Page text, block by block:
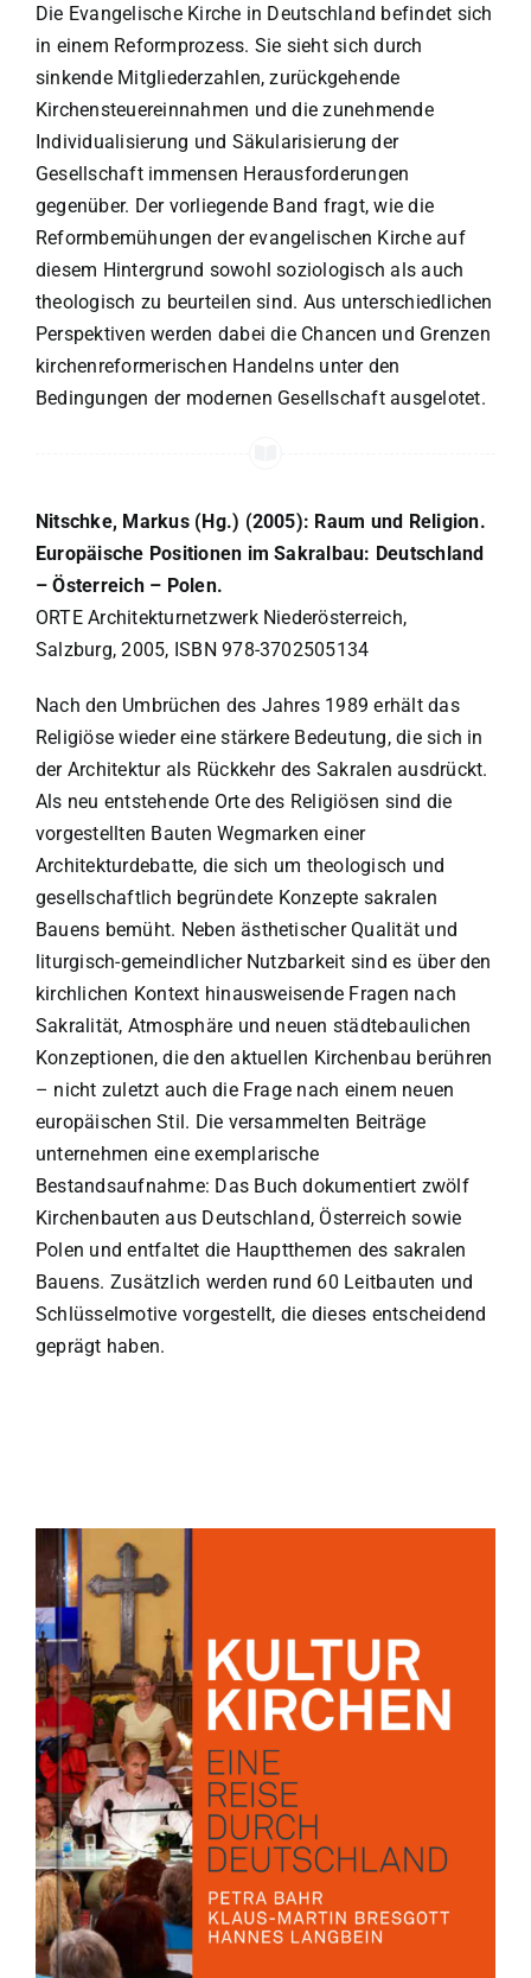
Die Evangelische Kirche in Deutschland befindet sich
in einem Reformprozess. Sie sieht sich durch
sinkende Mitgliederzahlen, zurückgehende
Kirchensteuereinnahmen und die zunehmende
Individualisierung und Säkularisierung der
Gesellschaft immensen Herausforderungen
gegenüber. Der vorliegende Band fragt, wie die
Reformbemühungen der evangelischen Kirche auf
diesem Hintergrund sowohl soziologisch als auch
theologisch zu beurteilen sind. Aus unterschiedlichen
Perspektiven werden dabei die Chancen und Grenzen
kirchenreformerischen Handelns unter den
Bedingungen der modernen Gesellschaft ausgelotet.
Nitschke, Markus (Hg.) (2005): Raum und Religion.
Europäische Positionen im Sakralbau: Deutschland
– Österreich – Polen.
ORTE Architekturnetzwerk Niederösterreich,
Salzburg, 2005, ISBN 978-3702505134
Nach den Umbrüchen des Jahres 1989 erhält das
Religiöse wieder eine stärkere Bedeutung, die sich in
der Architektur als Rückkehr des Sakralen ausdrückt.
Als neu entstehende Orte des Religiösen sind die
vorgestellten Bauten Wegmarken einer
Architekturdebatte, die sich um theologisch und
gesellschaftlich begründete Konzepte sakralen
Bauens bemüht. Neben ästhetischer Qualität und
liturgisch-gemeindlicher Nutzbarkeit sind es über den
kirchlichen Kontext hinausweisende Fragen nach
Sakralität, Atmosphäre und neuen städtebaulichen
Konzeptionen, die den aktuellen Kirchenbau berühren
– nicht zuletzt auch die Frage nach einem neuen
europäischen Stil. Die versammelten Beiträge
unternehmen eine exemplarische
Bestandsaufnahme: Das Buch dokumentiert zwölf
Kirchenbauten aus Deutschland, Österreich sowie
Polen und entfaltet die Hauptthemen des sakralen
Bauens. Zusätzlich werden rund 60 Leitbauten und
Schlüsselmotive vorgestellt, die dieses entscheidend
geprägt haben.